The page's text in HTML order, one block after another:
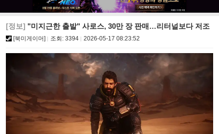
[정보] "미지근한 출발" 사로스, 30만 장 판매…리터널보다 저조
[북미게이머] 조회: 3394 2026-05-17 08:23:52